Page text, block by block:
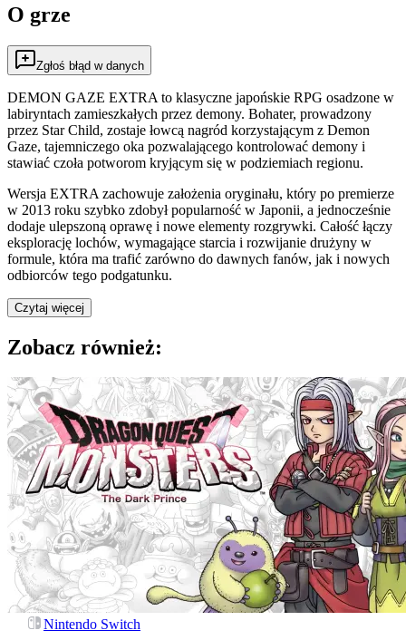
O grze
Zgłoś błąd w danych
DEMON GAZE EXTRA to klasyczne japońskie RPG osadzone w
labiryntach zamieszkałych przez demony. Bohater, prowadzony
przez Star Child, zostaje łowcą nagród korzystającym z Demon
Gaze, tajemniczego oka pozwalającego kontrolować demony i
stawiać czoła potworom kryjącym się w podziemiach regionu.
Wersja EXTRA zachowuje założenia oryginału, który po premierze
w 2013 roku szybko zdobył popularność w Japonii, a jednocześnie
dodaje ulepszoną oprawę i nowe elementy rozgrywki. Całość łączy
eksplorację lochów, wymagające starcia i rozwijanie drużyny w
formule, która ma trafić zarówno do dawnych fanów, jak i nowych
odbiorców tego podgatunku.
Czytaj więcej
Zobacz również:
Nintendo Switch